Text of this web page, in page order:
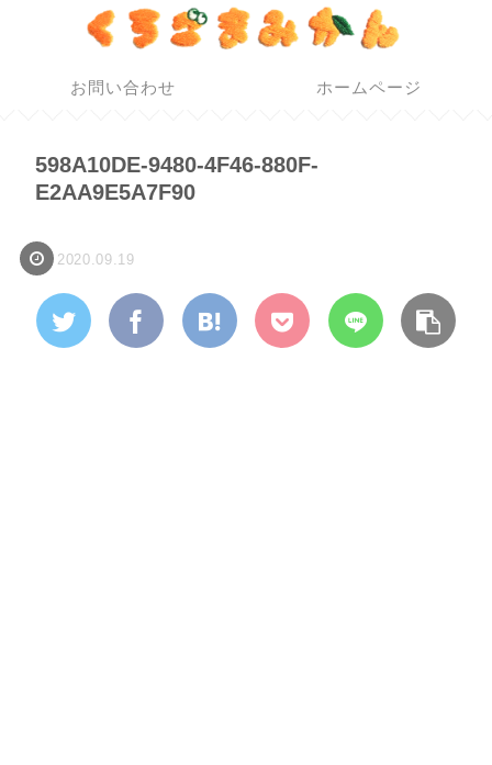
お問い合わせ ホームページ
598A10DE-9480-4F46-880F-
E2AA9E5A7F90
2020.09.19